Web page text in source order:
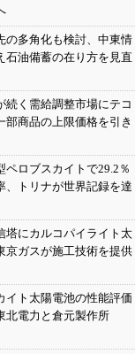
の多角化も検討、中東情
石油備蓄の在り方を見直
続く需給調整市場にテコ
商品の上限価格を引き
ペロブスカイトで29.2％
、トリナが世界記録を達
塔にカルコパイライト太
ガスが施工技術を提供
イト太陽電池の性能評価
電力と倉元製作所